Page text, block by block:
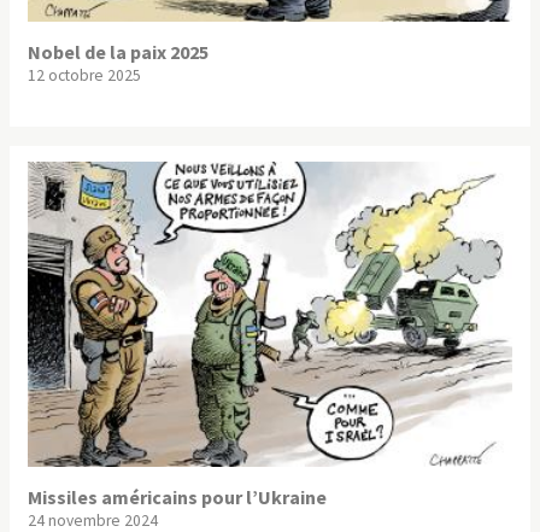
Nobel de la paix 2025
12 octobre 2025
Missiles américains pour l’Ukraine
24 novembre 2024